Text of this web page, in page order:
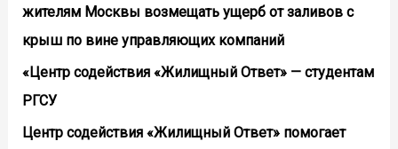
жителям Москвы возмещать ущерб от заливов с
крыш по вине управляющих компаний
«Центр содействия «Жилищный Ответ» — студентам
РГСУ
Центр содействия «Жилищный Ответ» помогает